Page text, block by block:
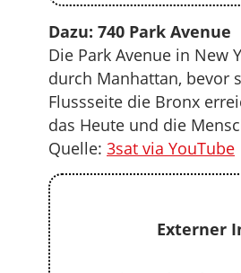
Dazu: 740 Park Avenue
Die Park Avenue in New
durch Manhattan, bevor
Flussseite die Bronx
das Heute und die
Quelle: 3sat via YouTube
Externer